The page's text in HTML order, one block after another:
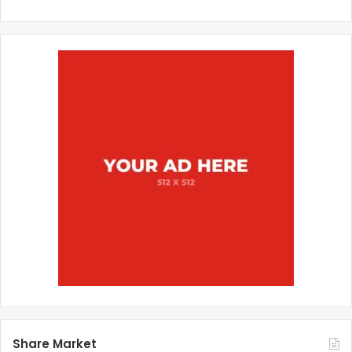
Share Market